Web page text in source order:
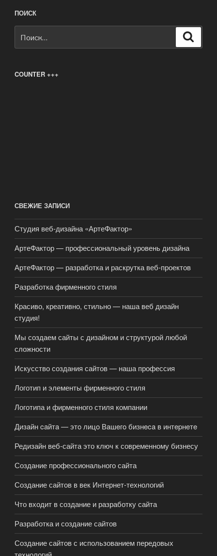
ПОИСК
COUNTER +++
СВЕЖИЕ ЗАПИСИ
Студия веб-дизайна «АртеФактор»
АртеФактор — профессиональный уровень дизайна
АртеФактор — разработка и раскрутка веб-проектов
Разработка фирменного стиля
Красиво, креативно, стильно — наша веб дизайн
студия!
Мы создаем сайты с дизайном и структурой любой
сложности
Искусство создания сайтов — наша профессия
Логотип и элементы фирменного стиля
Логотипа и фирменного стиля компании
Дизaйн caйтa — этo лицo Вaшeгo бизнeca в интepнeтe
Редизайн веб-сайта это ключ к современному бизнесу
Создание профессионального сайта
Создание сайтов в век Интернет-технологий
Что входит в создание и разработку сайта
Разработка и создание сайтов
Создание сайтов с использованием передовых